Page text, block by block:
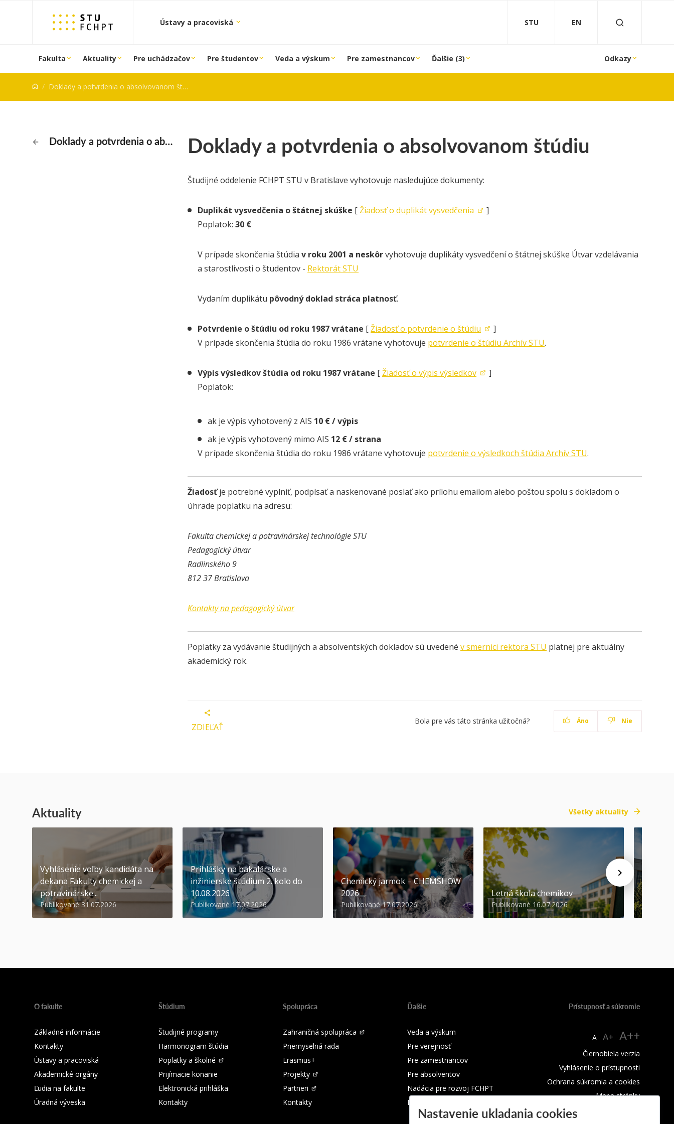
Ústavy a pracoviská STU EN
Fakulta Aktuality Pre uchádzačov Pre študentov Veda a výskum Pre zamestnancov Ďalšie (3) Odkazy
Doklady a potvrdenia o absolvovanom štúdiu
Doklady a potvrdenia o absolvovanom štúdiu Doklady a potvrdenia o absolvovanom štúdiu
Študijné oddelenie FCHPT STU v Bratislave vyhotovuje nasledujúce dokumenty:
Duplikát vysvedčenia o štátnej skúške [Žiadosť o duplikát vysvedčenia
]
Poplatok: 30 €
V prípade skončenia štúdia v roku 2001 a neskôrvyhotovuje duplikáty vysvedčení o štátnej skúške Útvar vzdelávania
a starostlivosti o študentov - Rektorát STU
Vydaním duplikátu pôvodný doklad stráca platnosť.
Potvrdenie o štúdiu od roku 1987 vrátane [Žiadosť o potvrdenie o štúdiu
]
V prípade skončenia štúdia do roku 1986 vrátane vyhotovuje potvrdenie o štúdiu Archív STU.
Výpis výsledkov štúdia od roku 1987 vrátane [Žiadosť o výpis výsledkov
]
Poplatok:
ak je výpis vyhotovený z AIS 10 € / výpis
ak je výpis vyhotovený mimo AIS 12 € / strana
V prípade skončenia štúdia do roku 1986 vrátane vyhotovuje potvrdenie o výsledkoch štúdia Archív STU.
Žiadosťje potrebné vyplniť, podpísať a naskenované poslať ako prílohu emailom alebo poštou spolu s dokladom o
úhrade poplatku na adresu:
Fakulta chemickej a potravinárskej technológie STU
Pedagogický útvar
Radlinského 9
812 37 Bratislava
Kontakty na pedagogický útvar
Poplatky za vydávanie študijných a absolventských dokladov sú uvedené v smernici rektora STU platnej pre aktuálny
akademický rok.
ZDIEĽAŤ
Bola pre vás táto stránka užitočná? Áno Nie
Aktuality Všetky aktuality
Vyhlásenie voľby kandidáta na
dekana Fakulty chemickej a
potravinárske...
Publikované 31.07.2026
Prihlášky na bakalárske a
inžinierske štúdium 2. kolo do
10.08.2026
Publikované 17.07.2026
Chemický jarmok – CHEMSHOW
2026
Publikované 17.07.2026
Letná škola chemikov
Publikované 16.07.2026
O fakulte
Základné informácie
Kontakty
Ústavy a pracoviská
Akademické orgány
Ľudia na fakulte
Úradná výveska
Štúdium
Študijné programy
Harmonogram štúdia
Poplatky a školné
Prijímacie konanie
Elektronická prihláška
Kontakty
Spolupráca
Zahraničná spolupráca
Priemyselná rada
Erasmus+
Projekty
Partneri
Kontakty
Ďalšie
Veda a výskum
Pre verejnosť
Pre zamestnancov
Pre absolventov
Nadácia pre rozvoj FCHPT
Kontakty
Prístupnosť a súkromie
A A+ A++
Čiernobiela verzia
Vyhlásenie o prístupnosti
Ochrana súkromia a cookies
Mapa stránky
Nastavenie ukladania cookies